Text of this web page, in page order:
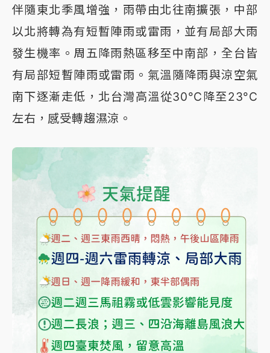
伴隨東北季風增強，雨帶由北往南擴張，中部
以北將轉為有短暫陣雨或雷雨，並有局部大雨
發生機率。周五降雨熱區移至中南部，全台皆
有局部短暫陣雨或雷雨。氣溫隨降雨與涼空氣
南下逐漸走低，北台灣高溫從30°C降至23°C
左右，感受轉趨濕涼。